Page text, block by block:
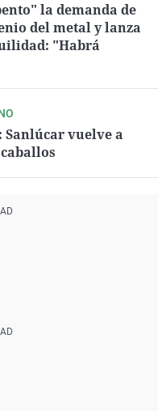
la demanda de
del metal y lanza
"Habrá
Sanlúcar vuelve a